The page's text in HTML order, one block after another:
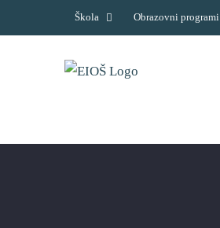
to
Škola Obrazovni programi